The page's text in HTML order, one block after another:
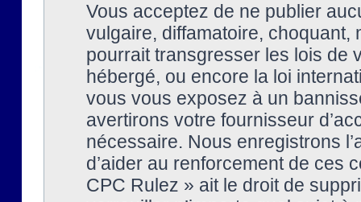
Vous acceptez de ne publier
vulgaire, diffamatoire, choquant,
pourrait transgresser les lois de
hébergé, ou encore la loi
vous vous exposez à un
avertirons votre fournisseur
nécessaire. Nous enregistrons
d’aider au renforcement de ces
CPC Rulez » ait le droit de